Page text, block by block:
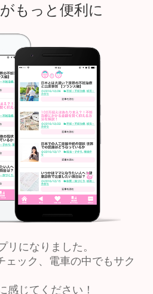
がもっと便利に
リになりました。
ェック、電車の中でもサク
感じてください！